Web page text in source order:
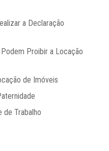
a Declaração
Proibir a Locação
de Imóveis
de Trabalho